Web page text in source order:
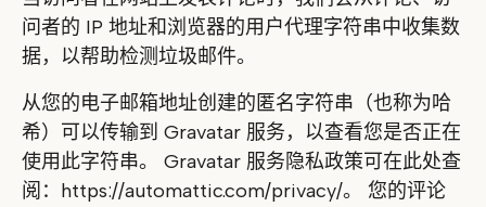
问者的 IP 地址和浏览器的用户代理字符串中收集数
据，以帮助检测垃圾邮件。
从您的电子邮箱地址创建的匿名字符串（也称为哈
希）可以传输到 Gravatar 服务，以查看您是否正在
使用此字符串。 Gravatar 服务隐私政策可在此处查
阅：https://automattic.com/privacy/。 您的评论